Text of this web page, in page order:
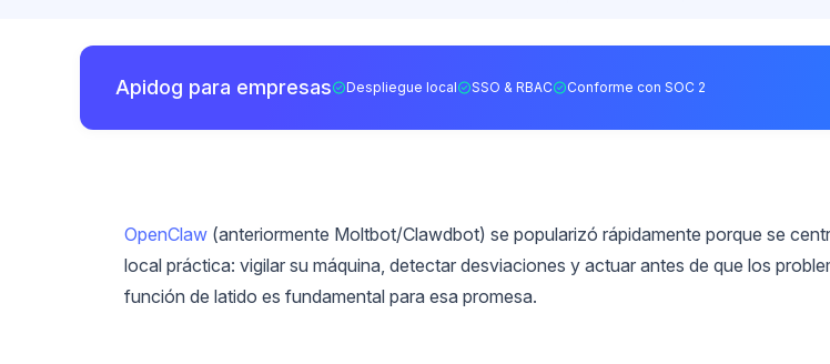
Apidog para empresas Despliegue local SSO & RBAC Conforme con SOC 2
OpenClaw (anteriormente Moltbot/Clawdbot) se popularizó rápidamente porque se
local práctica: vigilar su máquina, detectar desviaciones y actuar antes de que los
función de latido es fundamental para esa promesa.